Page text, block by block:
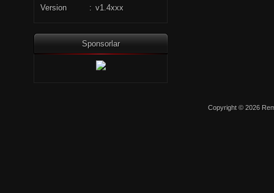
Version
: v1.4xxx
Sponsorlar
Copyright © 2026